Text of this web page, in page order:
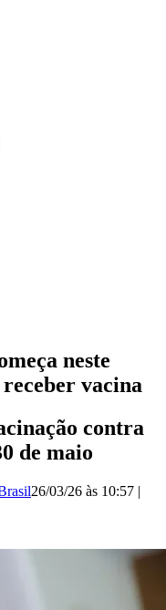
neste
vacina
contra
de maio
26/03/26 às 10:57 |